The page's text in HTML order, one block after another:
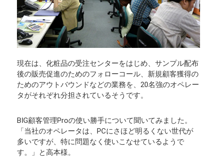
現在は、化粧品の受注センターをはじめ、サンプル配布
後の販売促進のためのフォローコール、新規顧客獲得の
ためのアウトバウンドなどの業務を、20名強のオペレー
タがそれぞれ分担されているそうです。
BIG顧客管理Proの使い勝手について聞いてみました。
「当社のオペレータは、PCにさほど明るくない世代が
多いですが、特に問題なく使いこなせているようで
す。」と高本様。